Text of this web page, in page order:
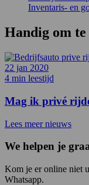
Inventaris- en
Handig om
22 jan 2020
4 min leestijd
Mag ik privé
Lees meer nieuws
We helpen je
Kom je er online niet
Whatsapp.